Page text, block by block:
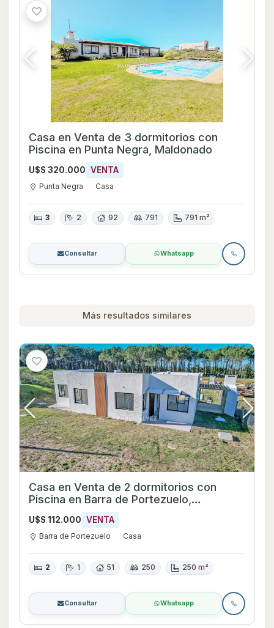
Casa en Venta de 3 dormitorios con
Piscina en Punta Negra, Maldonado
U$S 320.000 VENTA
Punta Negra Casa
3 2 92 791 791 m²
Consultar Whatsapp
Más resultados similares
Casa en Venta de 2 dormitorios con
Piscina en Barra de Portezuelo,
Maldonado
U$S 112.000 VENTA
Barra de Portezuelo Casa
2 1 51 250 250 m²
Consultar Whatsapp